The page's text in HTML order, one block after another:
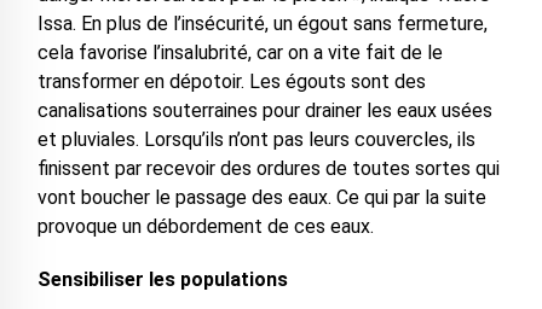
Issa. En plus de l’insécurité, un égout sans fermeture,
cela favorise l’insalubrité, car on a vite fait de le
transformer en dépotoir. Les égouts sont des
canalisations souterraines pour drainer les eaux usées
et pluviales. Lorsqu’ils n’ont pas leurs couvercles, ils
finissent par recevoir des ordures de toutes sortes qui
vont boucher le passage des eaux. Ce qui par la suite
provoque un débordement de ces eaux.
Sensibiliser les populations